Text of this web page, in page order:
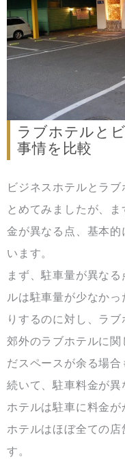
ラブホテルと
事情を比較
ビジネスホテルとラ
とめてみましたが、
金が異なる点、基本
います。
まず、駐車量が異な
ルは駐車量が少なか
りするのに対し、ラ
郊外のラブホテルに
だスペースが余る場合
続いて、駐車料金が
ホテルは駐車に料金
ホテルはほぼ全ての
す。